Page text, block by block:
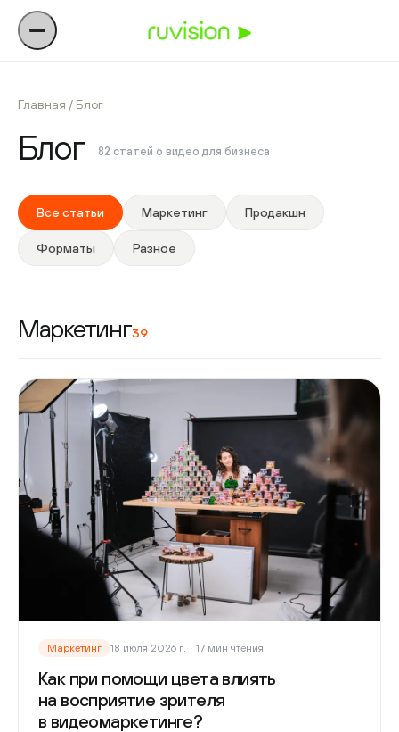
Главная / Блог
Блог 82 статей о видео для бизнеса
Все статьи Маркетинг Продакшн
Форматы Разное
Маркетинг39
Маркетинг 18 июля 2026 г. 17 мин чтения
Как при помощи цвета влиять
на восприятие зрителя
в видеомаркетинге?